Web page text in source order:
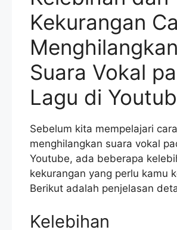
Kekurangan
Menghilangkan
Suara Vokal
Lagu di
Sebelum kita mempelajari cara
menghilangkan suara vokal
Youtube, ada beberapa
kekurangan yang perlu kamu
Berikut adalah penjelasan
Kelebihan